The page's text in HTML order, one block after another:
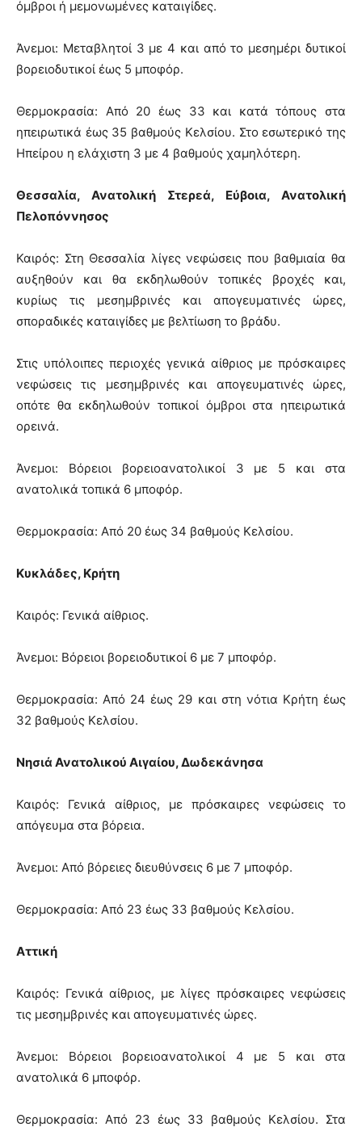
όμβροι ή μεμονωμένες καταιγίδες.
Άνεμοι: Μεταβλητοί 3 με 4 και από το μεσημέρι δυτικοί
βορειοδυτικοί έως 5 μποφόρ.
Θερμοκρασία: Από 20 έως 33 και κατά τόπους στα
ηπειρωτικά έως 35 βαθμούς Κελσίου. Στο εσωτερικό της
Ηπείρου η ελάχιστη 3 με 4 βαθμούς χαμηλότερη.
Θεσσαλία, Ανατολική Στερεά, Εύβοια, Ανατολική
Πελοπόννησος
Καιρός: Στη Θεσσαλία λίγες νεφώσεις που βαθμιαία θα
αυξηθούν και θα εκδηλωθούν τοπικές βροχές και,
κυρίως τις μεσημβρινές και απογευματινές ώρες,
σποραδικές καταιγίδες με βελτίωση το βράδυ.
Στις υπόλοιπες περιοχές γενικά αίθριος με πρόσκαιρες
νεφώσεις τις μεσημβρινές και απογευματινές ώρες,
οπότε θα εκδηλωθούν τοπικοί όμβροι στα ηπειρωτικά
ορεινά.
Άνεμοι: Βόρειοι βορειοανατολικοί 3 με 5 και στα
ανατολικά τοπικά 6 μποφόρ.
Θερμοκρασία: Από 20 έως 34 βαθμούς Κελσίου.
Κυκλάδες, Κρήτη
Καιρός: Γενικά αίθριος.
Άνεμοι: Βόρειοι βορειοδυτικοί 6 με 7 μποφόρ.
Θερμοκρασία: Από 24 έως 29 και στη νότια Κρήτη έως
32 βαθμούς Κελσίου.
Νησιά Ανατολικού Αιγαίου, Δωδεκάνησα
Καιρός: Γενικά αίθριος, με πρόσκαιρες νεφώσεις το
απόγευμα στα βόρεια.
Άνεμοι: Από βόρειες διευθύνσεις 6 με 7 μποφόρ.
Θερμοκρασία: Από 23 έως 33 βαθμούς Κελσίου.
Αττική
Καιρός: Γενικά αίθριος, με λίγες πρόσκαιρες νεφώσεις
τις μεσημβρινές και απογευματινές ώρες.
Άνεμοι: Βόρειοι βορειοανατολικοί 4 με 5 και στα
ανατολικά 6 μποφόρ.
Θερμοκρασία: Από 23 έως 33 βαθμούς Κελσίου. Στα